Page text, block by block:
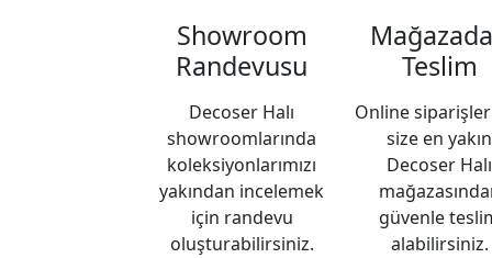
Showroom
Randevusu
Decoser Halı
showroomlarında
koleksiyonlarımızı
yakından incelemek
için randevu
oluşturabilirsiniz.
Teslim
Online
size en yakın
Decoser Halı
güvenle
alabilirsiniz.